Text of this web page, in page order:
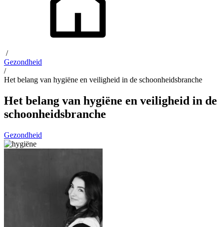
/
Gezondheid
/
Het belang van hygiëne en veiligheid in de schoonheidsbranche
Het belang van hygiëne en veiligheid in de
schoonheidsbranche
Gezondheid